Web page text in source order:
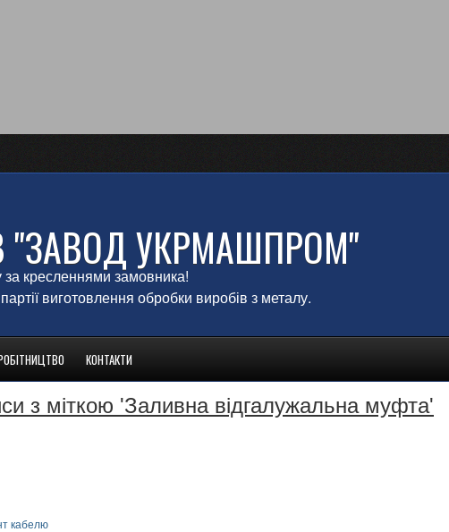
"ЗАВОД УКРМАШПРОМ"
за кресленнями замовника!
виготовлення обробки виробів з металу.
КОНТАКТИ
з міткою 'Заливна відгалужальна муфта'
кабелю